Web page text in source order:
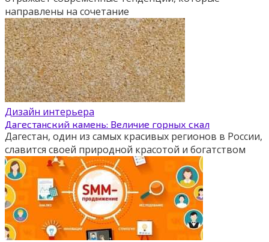
направлены на сочетание
Дизайн интерьера
Дагестанский камень: Величие горных скал
Дагестан, один из самых красивых регионов в России,
славится своей природной красотой и богатством